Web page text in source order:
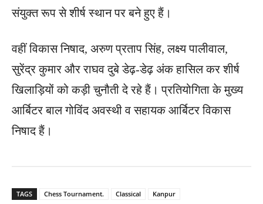
संयुक्त रूप से शीर्ष स्थान पर बने हुए हैं।
वहीं विकास निषाद, अरुण प्रताप सिंह, लक्ष्य पालीवाल,
सुरेंद्र कुमार और राघव दुबे डेढ़-डेढ़ अंक हासिल कर शीर्ष
खिलाड़ियों को कड़ी चुनौती दे रहे हैं। प्रतियोगिता के मुख्य
आर्बिटर बाल गोविंद अवस्थी व सहायक आर्बिटर विकास
निषाद हैं।
TAGS Chess Tournament. Classical Kanpur